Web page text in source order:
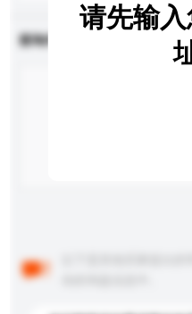
查询内容
请先输